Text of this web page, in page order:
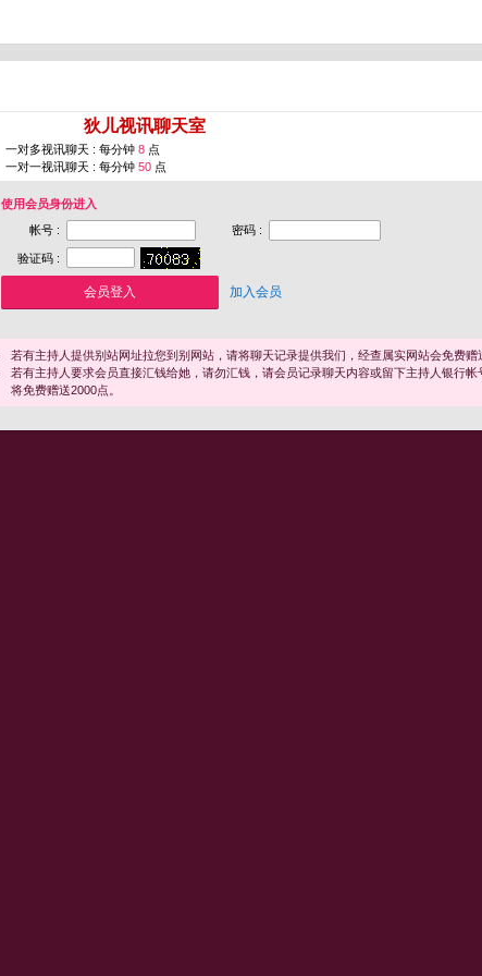
狄儿视讯聊天室
一对多视讯聊天 : 每分钟 8 点
一对一视讯聊天 : 每分钟 50 点
使用会员身份进入
帐号 :
密码 :
验证码 :
加入会员
若有主持人提供别站网址拉您到别网站，请将聊天记录提供我们，经查属实网站会免费赠
若有主持人要求会员直接汇钱给她，请勿汇钱，请会员记录聊天内容或留下主持人银行
将免费赠送2000点。